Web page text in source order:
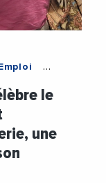
#Videos
le
une